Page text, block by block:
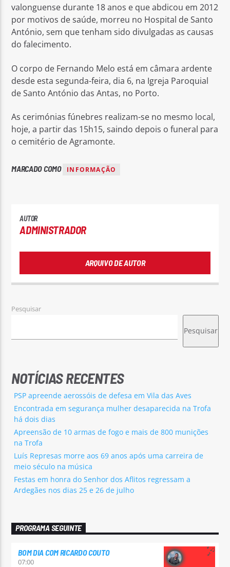
Rádio No ar
valonguense durante 18 anos e que abdicou em 2012
por motivos de saúde, morreu no Hospital de Santo
António, sem que tenham sido divulgadas as causas
do falecimento.
O corpo de Fernando Melo está em câmara ardente
desde esta segunda-feira, dia 6, na Igreja Paroquial
de Santo António das Antas, no Porto.
As cerimónias fúnebres realizam-se no mesmo local,
hoje, a partir das 15h15, saindo depois o funeral para
o cemitério de Agramonte.
MARCADO COMO INFORMAÇÃO
AUTOR
ADMINISTRADOR
ARQUIVO DE AUTOR
Pesquisar
Pesquisar
NOTÍCIAS RECENTES
PSP apreende aerossóis de defesa em Vila das Aves
Encontrada em segurança mulher desaparecida na Trofa
há dois dias
Apreensão de 10 armas de fogo e mais de 800 munições
na Trofa
Luís Represas morre aos 69 anos após uma carreira de
meio século na música
Festas em honra do Senhor dos Aflitos regressam a
Ardegães nos dias 25 e 26 de julho
PROGRAMA SEGUINTE
BOM DIA COM RICARDO COUTO
07:00